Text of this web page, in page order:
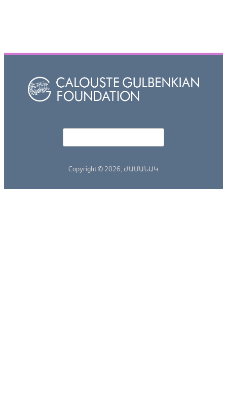
Copyright © 2026, ԺԱՄԱՆԱԿ